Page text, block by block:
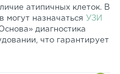
атипичных клеток. В
могут назначаться УЗИ
диагностика
что гарантирует